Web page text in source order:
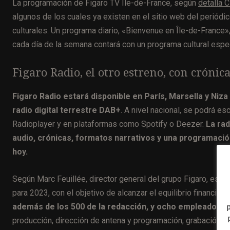
La programación de Figaro TV Île-de-France, según detalla
algunos de los cuales ya existen en el sitio web del
culturales. Un programa diario, «Bienvenue en Île-de-
cada día de la semana contará con un programa cultural
Figaro Radio, el otro estreno, con
Figaro Radio estará disponible en París, Marsella y
radio digital terrestre DAB+. A nivel nacional, se podrá
Radioplayer y en plataformas como Spotify o Deezer. La
audio, crónicas, formatos narrativos y una
hoy.
Según Marc Feuillée, director general del grupo Figaro,
para 2023, con el objetivo de alcanzar el equilibrio
además de los 500 de la redacción, y ocho empleados
producción, dirección de antena y programación, grabación